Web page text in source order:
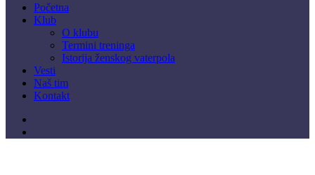
Početna
Klub
O klubu
Termini treninga
Istorija ženskog vaterpola
Vesti
Naš tim
Kontakt